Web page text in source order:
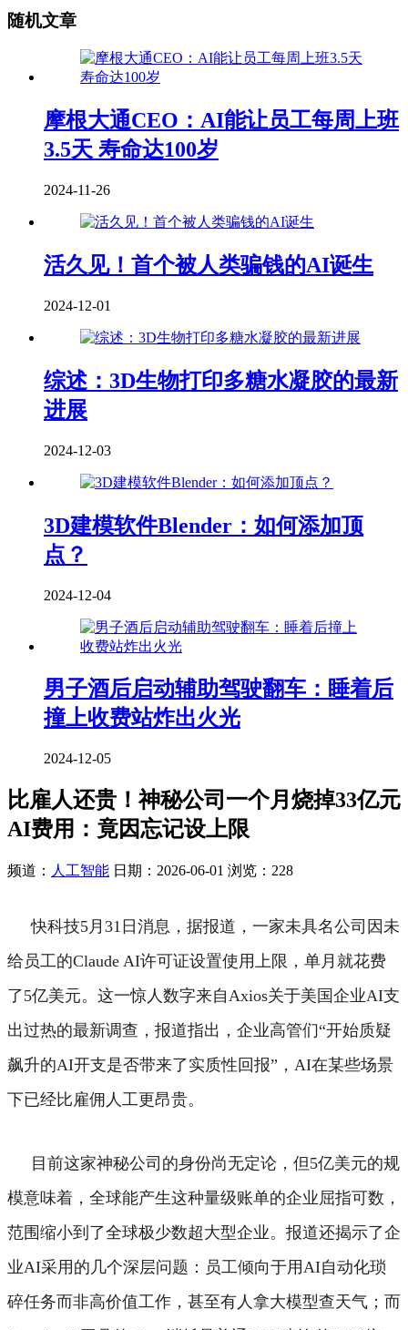
随机文章
摩根大通CEO：AI能让员工每周上班
3.5天 寿命达100岁
2024-11-26
活久见！首个被人类骗钱的AI诞生
2024-12-01
综述：3D生物打印多糖水凝胶的最新
进展
2024-12-03
3D建模软件Blender：如何添加顶
点？
2024-12-04
男子酒后启动辅助驾驶翻车：睡着后
撞上收费站炸出火光
2024-12-05
比雇人还贵！神秘公司一个月烧掉33亿元
AI费用：竟因忘记设上限
频道： 人工智能 日期： 2026-06-01 浏览：228
快科技5月31日消息，据报道，一家未具名公司因未
给员工的Claude AI许可证设置使用上限，单月就花费
了5亿美元。 这一惊人数字来自Axios关于美国企业AI支
出过热的最新调查，报道指出，企业高管们“开始质疑
飙升的AI开支是否带来了实质性回报”，AI在某些场景
下已经比雇佣人工更昂贵。
目前这家神秘公司的身份尚无定论，但5亿美元的规
模意味着，全球能产生这种量级账单的企业屈指可数，
范围缩小到了全球极少数超大型企业。 报道还揭示了企
业AI采用的几个深层问题：员工倾向于用AI自动化琐
碎任务而非高价值工作，甚至有人拿大模型查天气；而